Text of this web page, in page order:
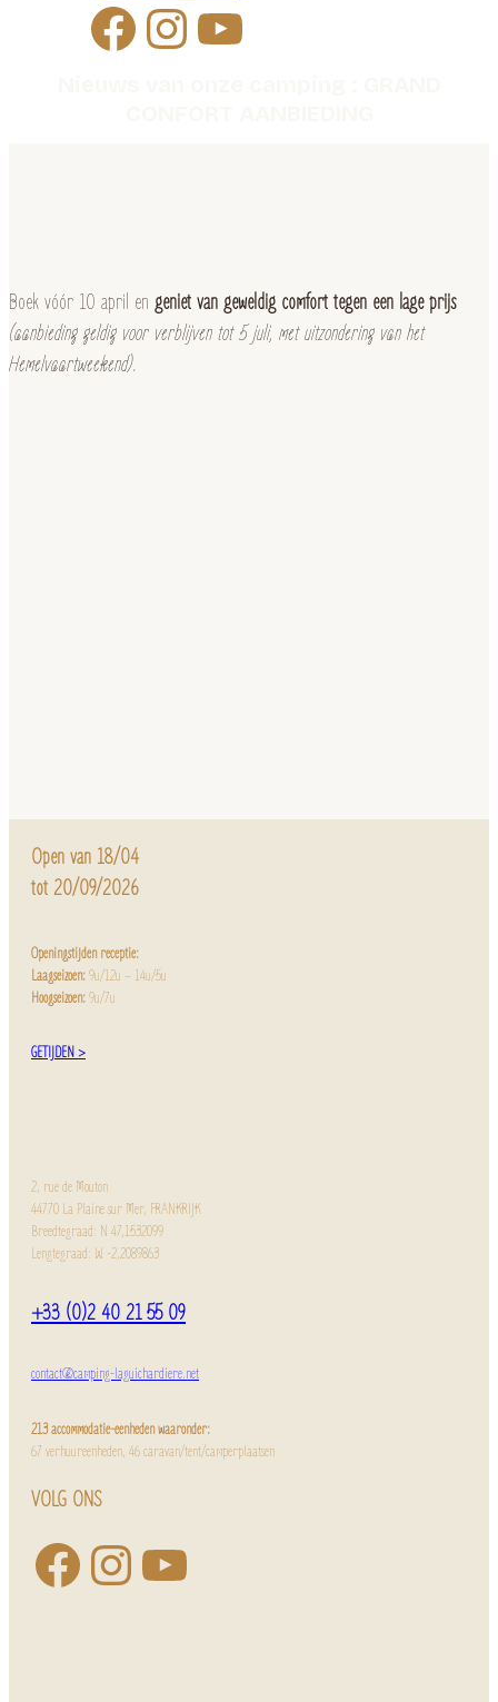
Boek vóór 10 april en geniet van geweldig comfort tegen een lage prijs
(aanbieding geldig voor verblijven tot 5 juli, met uitzondering van het
Hemelvaartweekend).
Open van 18/04
tot 20/09/2026
Openingstijden receptie:
Laagseizoen:9u/12u – 14u/5u
Hoogseizoen:9u/7u
GETIJDEN >
2, rue de Mouton
44770 La Plaine sur Mer, FRANKRIJK
Breedtegraad: N 47,1532099
Lengtegraad: W -2,2089863
+33 (0)2 40 21 55 09
contact@camping-laguichardiere.net
213 accommodatie-eenheden waaronder:
67 verhuureenheden, 46 caravan/tent/camperplaatsen
VOLG ONS